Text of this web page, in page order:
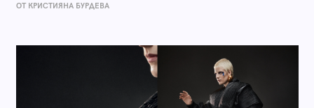
ОТ КРИСТИЯНА БУРДЕВА